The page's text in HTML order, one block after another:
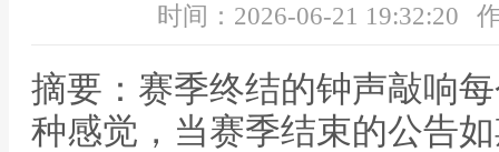
时间：2026-06-21 19:32:20
摘要：赛季终结的钟声敲响
种感觉，当赛季结束的公告